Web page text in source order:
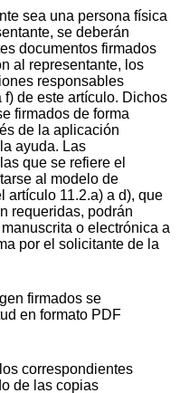
sea una persona física
se deberán
documentos firmados
al representante, los
responsables
de este artículo. Dichos
firmados de forma
de la aplicación
ayuda. Las
que se refiere el
al modelo de
artículo 11.2.a) a d), que
requeridas, podrán
o electrónica a
por el solicitante de la
firmados se
en formato PDF
correspondientes
de las copias